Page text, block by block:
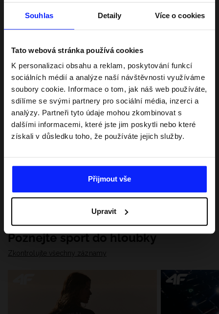
Souhlas Detaily Více o cookies
Tato webová stránka používá cookies
K personalizaci obsahu a reklam, poskytování funkcí
sociálních médií a analýze naší návštěvnosti využíváme
soubory cookie. Informace o tom, jak náš web používáte,
sdílíme se svými partnery pro sociální média, inzerci a
analýzy. Partneři tyto údaje mohou zkombinovat s
dalšími informacemi, které jste jim poskytli nebo které
získali v důsledku toho, že používáte jejich služby.
Přijmout vše
Upravit
Poznejte sport do hloubky
Zkontrolujte všechny záznamy